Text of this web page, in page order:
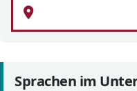
Sprachen im